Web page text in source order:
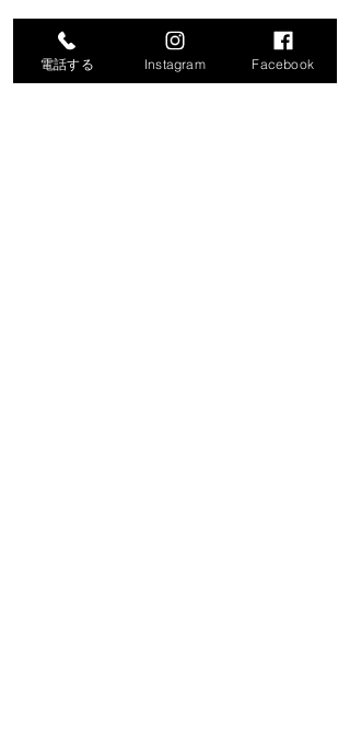
電話する Instagram Facebook